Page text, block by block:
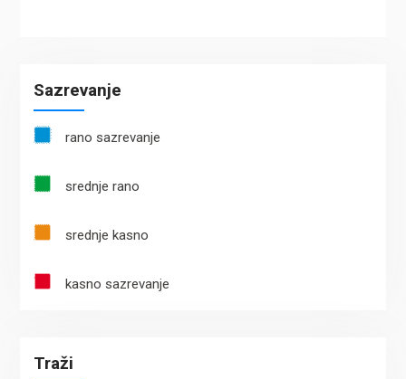
Sazrevanje
rano sazrevanje
srednje rano
srednje kasno
kasno sazrevanje
Traži